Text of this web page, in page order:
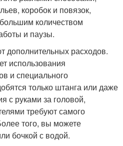
коробок и повязок,
количеством
и паузы.
дополнительных расходов.
использования
и специального
только штанга или даже
с руками за головой,
требуют самого
того, вы можете
бочкой с водой.